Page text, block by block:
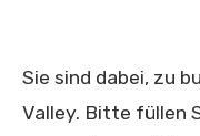
Sie sind dabei, zu
Valley. Bitte füllen